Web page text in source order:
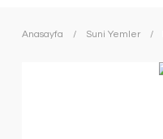
Anasayfa Suni Yemler